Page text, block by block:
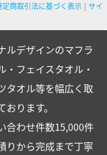
定商取引法に基づく表示
サイ
ルデザインのマフラ
・フェイスタオル・
タオル等を幅広く取
おります。
合わせ件数15,000件
りから完成まで丁寧